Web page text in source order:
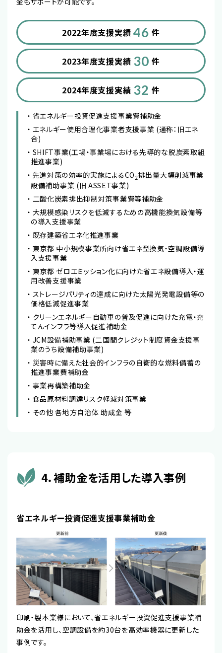
2022年度支援実績 46 件
2023年度支援実績 30 件
2024年度支援実績 32 件
省エネルギー投資促進支援事業費補助金
エネルギー使用合理化事業者支援事業 (通称：旧エネ
合)
SHIFT事業(工場・事業場における先導的な脱炭素取組
推進事業)
先進対策の効率的実施によるCO2排出量大幅削減事業
設備補助事業 (旧 ASSET事業)
二酸化炭素排出抑制対策事業費等補助金
大規模感染リスクを低減するための高機能換気設備等
の導入支援事業
既存建築省エネ化推進事業
東京都 中小規模事業所向け省エネ型換気・空調設備導
入支援事業
東京都 ゼロエミッション化に向けた省エネ設備導入・運
用改善支援事業
ストレージパリティの達成に向けた太陽光発電設備等の
価格低減促進事業
クリーンエネルギー自動車の普及促進に向けた充電・充
てんインフラ等導入促進補助金
JCM設備補助事業 (二国間クレジット制度資金支援事
業のうち設備補助事業)
災害時に備えた社会的インフラの自衛的な燃料備蓄の
推進事業費補助金
事業再構築補助金
食品原材料調達リスク軽減対策事業
その他 各地方自治体 助成金 等
4．補助金を活用した導入事例
省エネルギー投資促進支援事業補助金
印刷・製本業様において、省エネルギー投資促進支援事業補
助金を活用し、空調設備を約30台を高効率機器に更新した
事例です。